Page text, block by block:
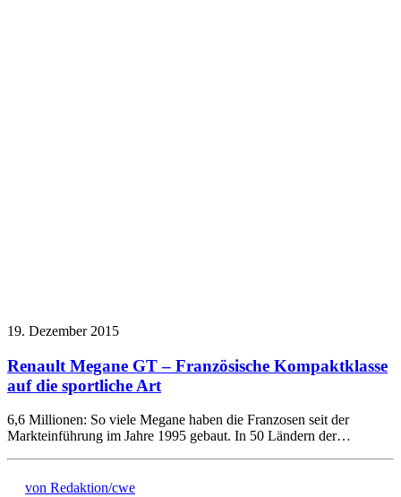
19. Dezember 2015
Renault Megane GT – Französische Kompaktklasse
auf die sportliche Art
6,6 Millionen: So viele Megane haben die Franzosen seit der
Markteinführung im Jahre 1995 gebaut. In 50 Ländern der…
von Redaktion/cwe